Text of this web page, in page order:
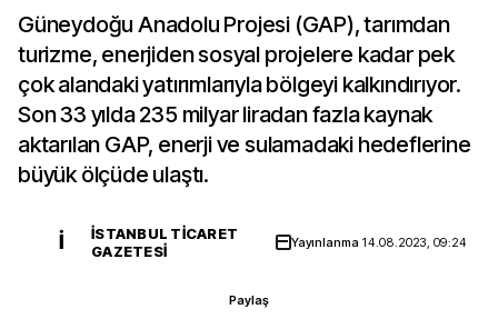
Güneydoğu Anadolu Projesi (GAP), tarımdan
turizme, enerjiden sosyal projelere kadar pek
çok alandaki yatırımlarıyla bölgeyi kalkındırıyor.
Son 33 yılda 235 milyar liradan fazla kaynak
aktarılan GAP, enerji ve sulamadaki hedeflerine
büyük ölçüde ulaştı.
İ
İSTANBUL TICARET
GAZETESI
Yayınlanma 14.08.2023, 09:24
Paylaş